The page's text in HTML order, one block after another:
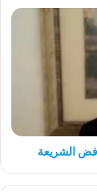
الشريعة